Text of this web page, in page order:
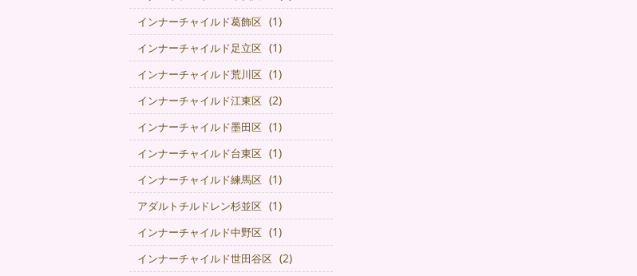
インナーチャイルド葛飾区 (1)
インナーチャイルド足立区 (1)
インナーチャイルド荒川区 (1)
インナーチャイルド江東区 (2)
インナーチャイルド墨田区 (1)
インナーチャイルド台東区 (1)
インナーチャイルド練馬区 (1)
アダルトチルドレン杉並区 (1)
インナーチャイルド中野区 (1)
インナーチャイルド世田谷区 (2)